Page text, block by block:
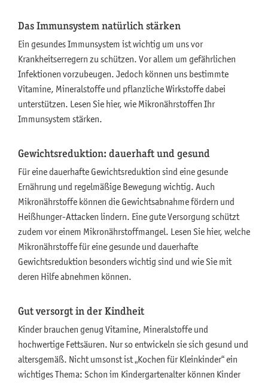
Das Immunsystem natürlich stärken
Ein gesundes Immunsystem ist wichtig um uns vor
Krankheitserregern zu schützen. Vor allem um gefährlichen
Infektionen vorzubeugen. Jedoch können uns bestimmte
Vitamine, Mineralstoffe und pflanzliche Wirkstoffe dabei
unterstützen. Lesen Sie hier, wie Mikronährstoffen Ihr
Immunsystem stärken.
Gewichtsreduktion: dauerhaft und gesund
Für eine dauerhafte Gewichtsreduktion sind eine gesunde
Ernährung und regelmäßige Bewegung wichtig. Auch
Mikronährstoffe können die Gewichtsabnahme fördern und
Heißhunger-Attacken lindern. Eine gute Versorgung schützt
zudem vor einem Mikronährstoffmangel. Lesen Sie hier, welche
Mikronährstoffe für eine gesunde und dauerhafte
Gewichtsreduktion besonders wichtig sind und wie Sie mit
deren Hilfe abnehmen können.
Gut versorgt in der Kindheit
Kinder brauchen genug Vitamine, Mineralstoffe und
hochwertige Fettsäuren. Nur so entwickeln sie sich gesund und
altersgemäß. Nicht umsonst ist „Kochen für Kleinkinder“ ein
wichtiges Thema: Schon im Kindergartenalter können Kinder